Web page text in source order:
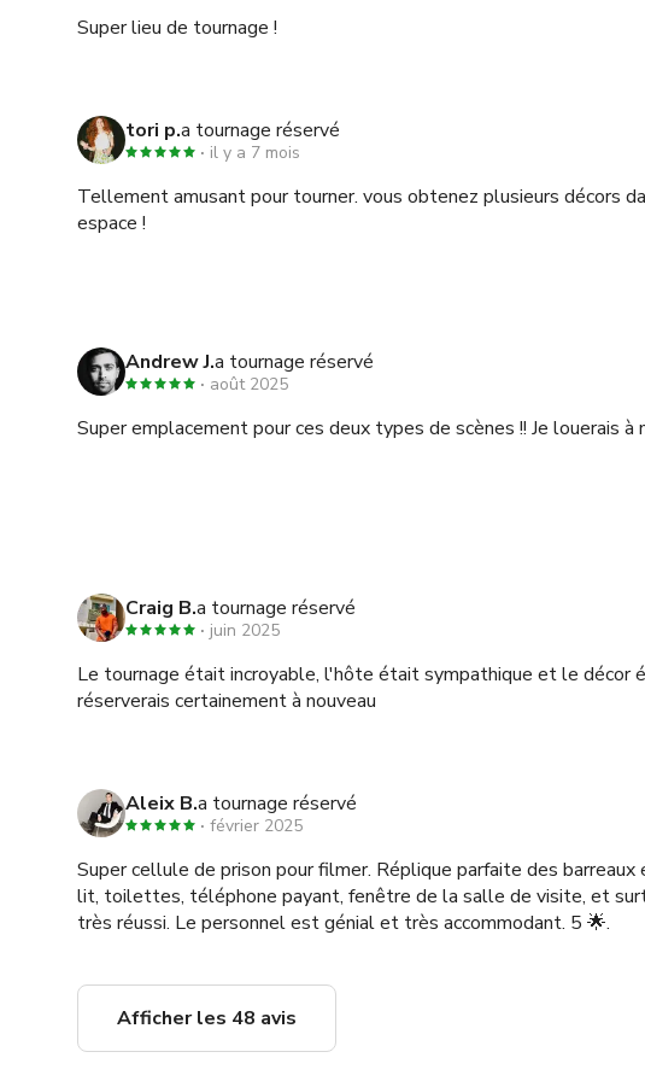
sites web et autres usages commerciaux liés à la promotion de
attente de compensation et inclut le droit de modifier, altérer ou
Super lieu de tournage !
tori p.a tournage réservé
il y a 7 mois
Tellement amusant pour tourner. vous obtenez plusieurs décors
espace !
Andrew J.a tournage réservé
août 2025
Super emplacement pour ces deux types de scènes !! Je louerais à
Craig B.a tournage réservé
juin 2025
Le tournage était incroyable, l'hôte était sympathique et le décor
réserverais certainement à nouveau
Aleix B.a tournage réservé
février 2025
Super cellule de prison pour filmer. Réplique parfaite des barreaux
lit, toilettes, téléphone payant, fenêtre de la salle de visite, et
très réussi. Le personnel est génial et très accommodant. 5 🌟.
Afficher les 48 avis